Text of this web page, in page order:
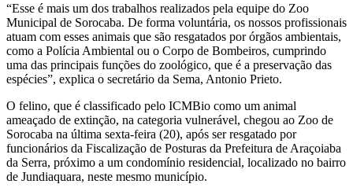
“Esse é mais um dos trabalhos realizados pela equipe do Zoo
Municipal de Sorocaba. De forma voluntária, os nossos profissionais
atuam com esses animais que são resgatados por órgãos ambientais,
como a Polícia Ambiental ou o Corpo de Bombeiros, cumprindo
uma das principais funções do zoológico, que é a preservação das
espécies”, explica o secretário da Sema, Antonio Prieto.
O felino, que é classificado pelo ICMBio como um animal
ameaçado de extinção, na categoria vulnerável, chegou ao Zoo de
Sorocaba na última sexta-feira (20), após ser resgatado por
funcionários da Fiscalização de Posturas da Prefeitura de Araçoiaba
da Serra, próximo a um condomínio residencial, localizado no bairro
de Jundiaquara, neste mesmo município.